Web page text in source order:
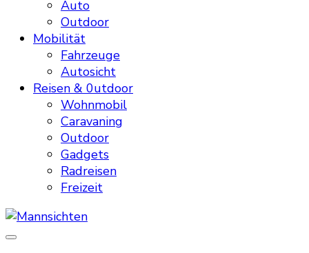
Auto
Outdoor
Mobilität
Fahrzeuge
Autosicht
Reisen & 0utdoor
Wohnmobil
Caravaning
Outdoor
Gadgets
Radreisen
Freizeit
Mannsichten